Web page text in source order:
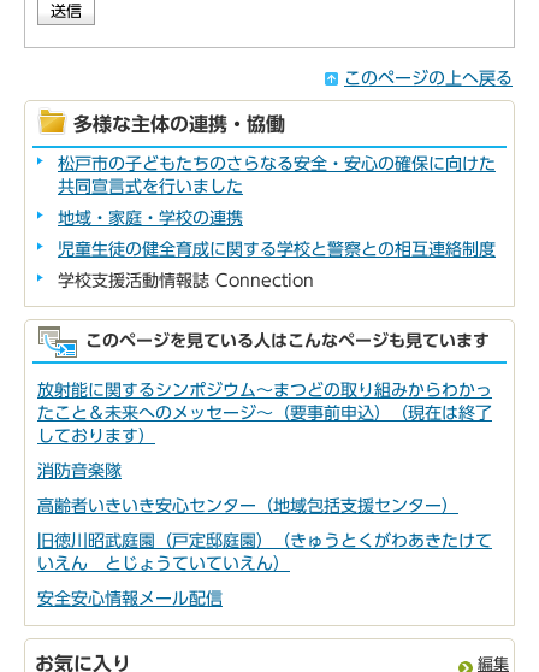
このページの上へ戻る
多様な主体の連携・協働
松戸市の子どもたちのさらなる安全・安心の確保に向けた
共同宣言式を行いました
地域・家庭・学校の連携
児童生徒の健全育成に関する学校と警察との相互連絡制度
学校支援活動情報誌 Connection
このページを見ている人はこんなページも見ています
放射能に関するシンポジウム～まつどの取り組みからわかっ
たこと＆未来へのメッセージ～（要事前申込）（現在は終了
しております）
消防音楽隊
高齢者いきいき安心センター（地域包括支援センター）
旧徳川昭武庭園（戸定邸庭園）（きゅうとくがわあきたけて
いえん とじょうていていえん）
安全安心情報メール配信
お気に入り 編集